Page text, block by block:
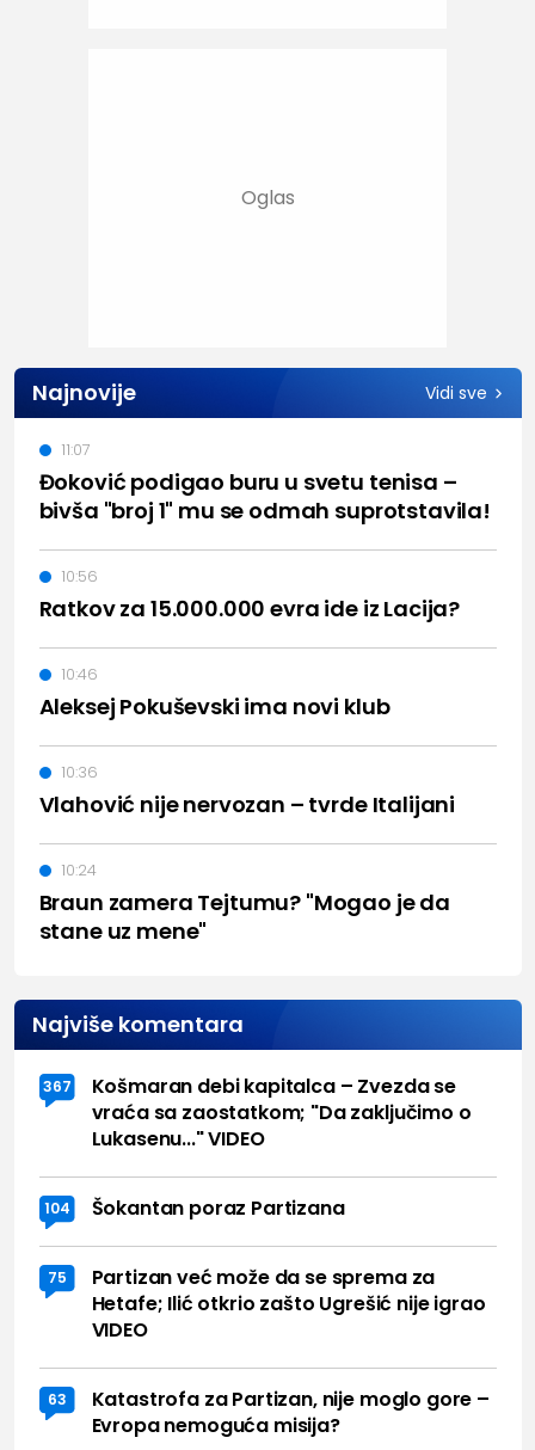
Najnovije Vidi sve
Đoković podigao buru u svetu tenisa –
bivša "broj 1" mu se odmah suprotstavila!
11:07
Ratkov za 15.000.000 evra ide iz Lacija?
10:56
Aleksej Pokuševski ima novi klub
10:46
Vlahović nije nervozan – tvrde Italijani
10:36
Braun zamera Tejtumu? "Mogao je da
stane uz mene"
10:24
Najviše komentara
367
Košmaran debi kapitalca – Zvezda se
vraća sa zaostatkom; "Da zaključimo o
Lukasenu..." VIDEO
104 Šokantan poraz Partizana
75
Partizan već može da se sprema za
Hetafe; Ilić otkrio zašto Ugrešić nije igrao
VIDEO
63
Katastrofa za Partizan, nije moglo gore –
Evropa nemoguća misija?